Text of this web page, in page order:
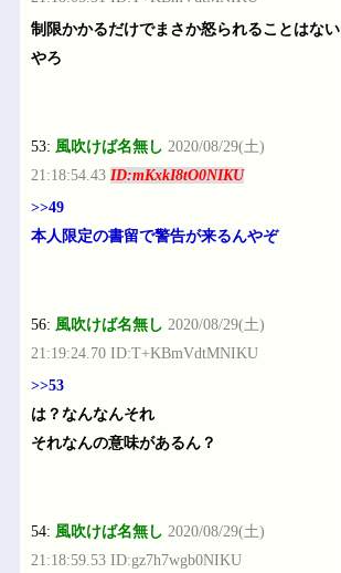
制限かかるだけでまさか怒られることはない
やろ
53: 風吹けば名無し 2020/08/29(土)
21:18:54.43ID:mKxkI8tO0NIKU
>>49
本人限定の書留で警告が来るんやぞ
56: 風吹けば名無し 2020/08/29(土)
21:19:24.70 ID:T+KBmVdtMNIKU
>>53
は？なんなんそれ
それなんの意味があるん？
54: 風吹けば名無し 2020/08/29(土)
21:18:59.53 ID:gz7h7wgb0NIKU